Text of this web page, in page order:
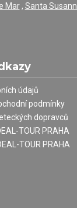
Mar, Santa
údajů
podmínky
dopravců
TOUR PRAHA
TOUR PRAHA